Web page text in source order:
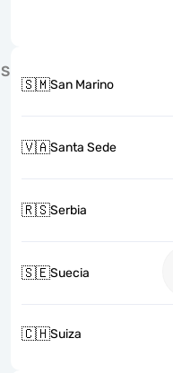
S
🇸🇲San Marino
🇻🇦Santa Sede
🇷🇸Serbia
🇸🇪Suecia
🇨🇭Suiza